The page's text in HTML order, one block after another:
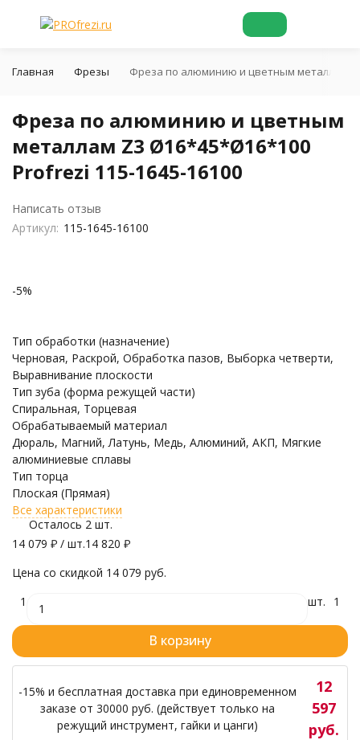
Главная Фрезы Фреза по алюминию и цветным металлам
Фреза по алюминию и цветным
металлам Z3 Ø16*45*Ø16*100
Profrezi 115-1645-16100
Написать отзыв
Артикул: 115-1645-16100
-5%
Тип обработки (назначение)
Черновая, Раскрой, Обработка пазов, Выборка четверти,
Выравнивание плоскости
Тип зуба (форма режущей части)
Спиральная, Торцевая
Обрабатываемый материал
Дюраль, Магний, Латунь, Медь, Алюминий, АКП, Мягкие
алюминиевые сплавы
Тип торца
Плоская (Прямая)
Все характеристики
Осталось 2 шт.
14 079 ₽ / шт.14 820 ₽
Цена со скидкой 14 079 руб.
1
шт. 1
В корзину
-15% и бесплатная доставка при единовременном
заказе от 30000 руб. (действует только на
режущий инструмент, гайки и цанги)
12
597
руб.